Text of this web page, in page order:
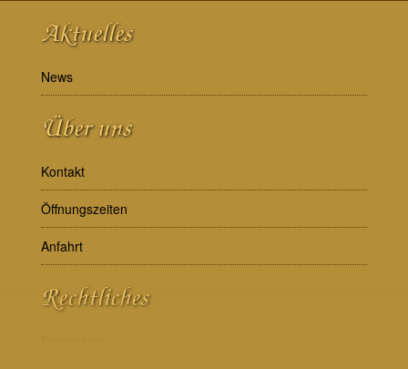
Aktuelles
News
Über uns
Kontakt
Öffnungszeiten
Anfahrt
Rechtliches